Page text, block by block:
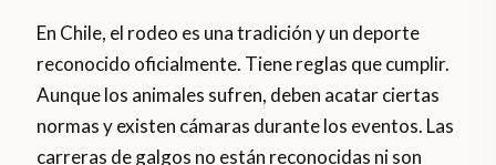
En Chile, el rodeo es una tradición y un deporte
reconocido oficialmente. Tiene reglas que cumplir.
Aunque los animales sufren, deben acatar ciertas
normas y existen cámaras durante los eventos. Las
carreras de galgos no están reconocidas ni son